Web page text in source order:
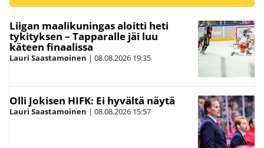
Liigan maalikuningas aloitti heti
tykityksen – Tapparalle jäi luu
käteen finaalissa
Lauri Saastamoinen | 08.08.2026 19:35
Olli Jokisen HIFK: Ei hyvältä näytä
Lauri Saastamoinen | 08.08.2026 15:57